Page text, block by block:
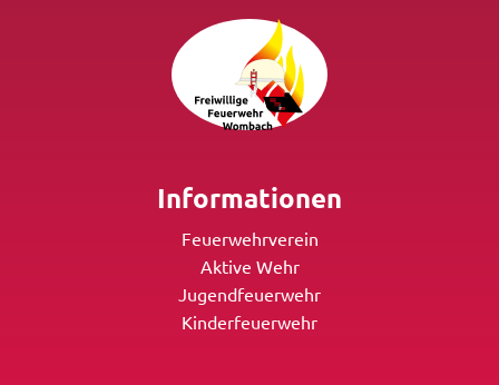
Informationen
Feuerwehrverein
Aktive Wehr
Jugendfeuerwehr
Kinderfeuerwehr